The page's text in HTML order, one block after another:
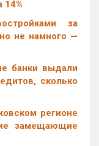
14%
за
не намного —
банки выдали
сколько
регионе
замещающие